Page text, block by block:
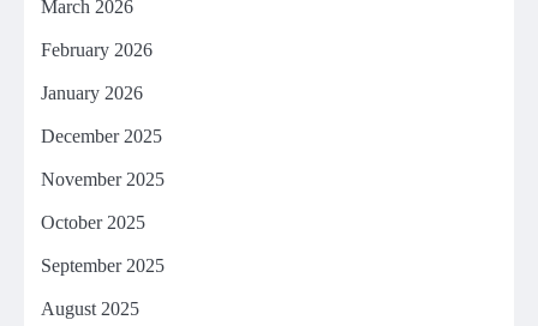
March 2026
February 2026
January 2026
December 2025
November 2025
October 2025
September 2025
August 2025